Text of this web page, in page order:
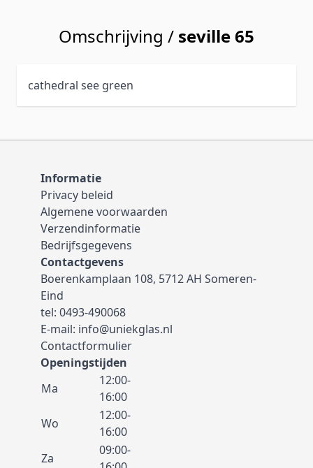
Omschrijving / seville 65
cathedral see green
Informatie
Privacy beleid
Algemene voorwaarden
Verzendinformatie
Bedrijfsgegevens
Contactgevens
Boerenkamplaan 108, 5712 AH Someren-
Eind
tel: 0493-490068
E-mail: info@uniekglas.nl
Contactformulier
Openingstijden
Ma
12:00-
16:00
Wo
12:00-
16:00
Za
09:00-